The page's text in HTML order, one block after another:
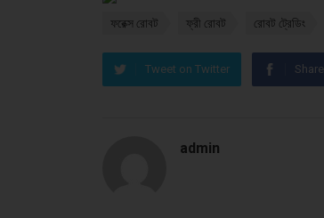
ফরেক্স রোবট ফ্রী রোবট রোবট ট্রেডিং
Tweet on Twitter
admin